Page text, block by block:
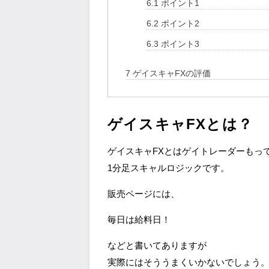
6.1 ポイント1
6.2 ポイント2
6.3 ポイント3
7 ゲイスキャFXの評価
ゲイスキャFXとは？
ゲイスキャFXとはゲイトレーダーもっ
1分足スキャルロジックです。
販売ページには、
毎日は給料日！
などと書いてありますが
実際にはそううまくいかないでしょう。